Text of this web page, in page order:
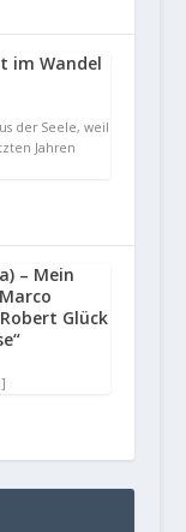
im Wandel
der Seele, weil
Jahren
– Mein
Glück